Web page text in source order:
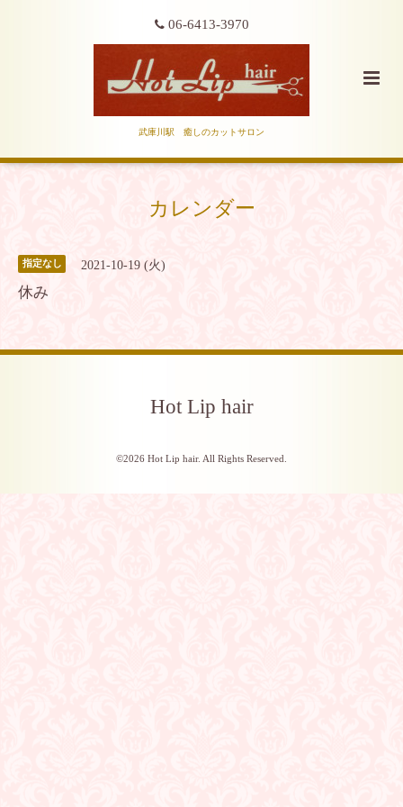
06-6413-3970
武庫川駅 癒しのカットサロン
カレンダー
指定なし 2021-10-19 (火)
休み
Hot Lip hair
©2026 Hot Lip hair. All Rights Reserved.